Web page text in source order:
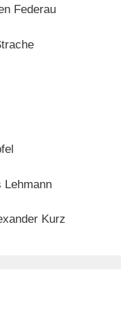
Federau
Lehmann
Kurz